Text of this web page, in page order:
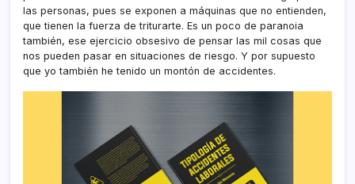
las personas, pues se exponen a máquinas que no entienden,
que tienen la fuerza de triturarte. Es un poco de paranoia
también, ese ejercicio obsesivo de pensar las mil cosas que
nos pueden pasar en situaciones de riesgo. Y por supuesto
que yo también he tenido un montón de accidentes.